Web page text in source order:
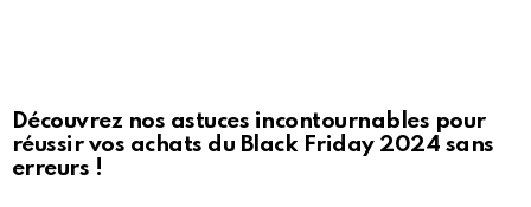
Découvrez nos astuces incontournables pour
réussir vos achats du Black Friday 2024 sans
erreurs !